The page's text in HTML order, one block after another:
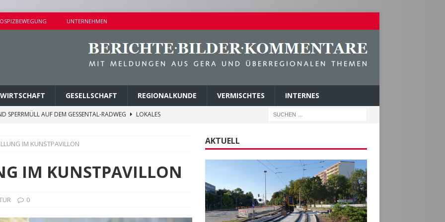
UNTERNEHMEN
WIRTSCHAFT GESELLSCHAFT REGIONALKUNDE VERMISCHTES INTERNES
SPERRMÜLL AUF DEM GESSENTAL-RADWEG
LOKALES
SEIT 1. AUGUST 2026
DETAILS BEKANNT
VERMISCHTES
IM KUNSTPAVILLON
IM KUNSTPAVILLON
0
AKTUELL